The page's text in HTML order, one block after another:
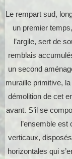
Le rempart sud,
un premier
l’argile, sert de
remblais
un second
muraille primitive,
démolition de cet
avant. S’il se
l’ensemble
verticaux,
horizontales qui